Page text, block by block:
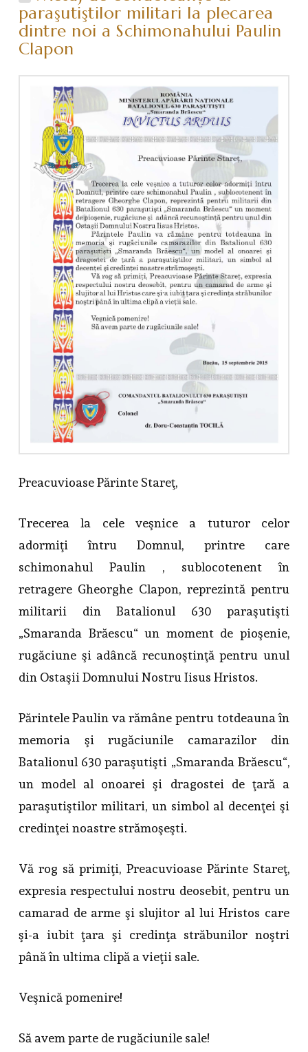
paraşutiştilor militari la plecarea
dintre noi a Schimonahului Paulin
Clapon
Preacuvioase Părinte Stareţ,
Trecerea la cele veşnice a tuturor celor
adormiţi întru Domnul, printre care
schimonahul Paulin , sublocotenent în
retragere Gheorghe Clapon, reprezintă pentru
militarii din Batalionul 630 paraşutişti
„Smaranda Brăescu“ un moment de pioşenie,
rugăciune şi adâncă recunoştinţă pentru unul
din Ostaşii Domnului Nostru Iisus Hristos.
Părintele Paulin va rămâne pentru totdeauna în
memoria şi rugăciunile camarazilor din
Batalionul 630 paraşutişti „Smaranda Brăescu“,
un model al onoarei şi dragostei de ţară a
paraşutiştilor militari, un simbol al decenţei şi
credinţei noastre strămoşeşti.
Vă rog să primiţi, Preacuvioase Părinte Stareţ,
expresia respectului nostru deosebit, pentru un
camarad de arme şi slujitor al lui Hristos care
şi-a iubit ţara şi credinţa străbunilor noştri
până în ultima clipă a vieţii sale.
Veşnică pomenire!
Să avem parte de rugăciunile sale!